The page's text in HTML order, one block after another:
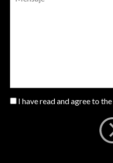
I have read and agree to the